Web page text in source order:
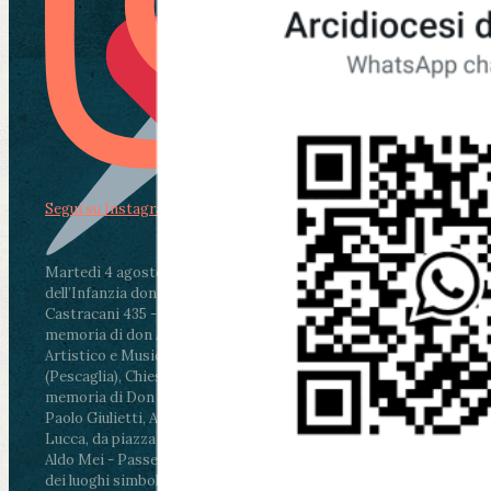
Martedì 4 agosto2026
ore 11:30 - Lucca, Scuola
dell’Infanzia don Aldo Mei - Viale Castruccio
Castracani 435 - Inaugurazione murales in
memoria di don Aldo Mei curato dal Liceo
Artistico e Musicale “Passaglia”
ore 18 - Fiano
(Pescaglia), Chiesa parrocchiale - Messa in
memoria di Don Aldo Mei celebrata da mons.
Paolo Giulietti, Arcivescovo di Lucca
ore 20.30 -
Lucca, da piazza San Michele al Cippo di don
Aldo Mei - Passeggiata della Memoria in alcuni
dei luoghi simbolo della città. Ritrovo alle ore
Segui su Instagram